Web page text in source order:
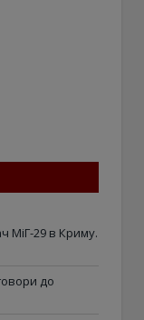
МіГ-29 в Криму.
до